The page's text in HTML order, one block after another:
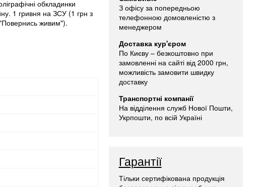
обкладинки
1 гривня на ЗСУ (1 грн з
живим").
З офісу за попередньою
телефонною домовленістю з
менеджером
Доставка кур'єром
По Києву – безкоштовно при
замовленні на сайті від 2000 грн,
можливість замовити швидку
доставку
Транспортні компанії
На відділення служб Нової Пошти,
Укрпошти, по всій Україні
Гарантії
Тільки сертифікована продукція